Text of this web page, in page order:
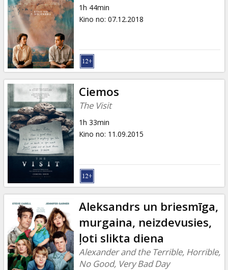
Dāvanu
kartes
Uzkodas
B2B
Kino
Klubs
1h 44min
Kino no: 07.12.2018
Ciemos
The Visit
1h 33min
Kino no: 11.09.2015
Aleksandrs un briesmīga,
murgaina, neizdevusies,
ļoti slikta diena
Alexander and the Terrible, Horrible,
No Good, Very Bad Day